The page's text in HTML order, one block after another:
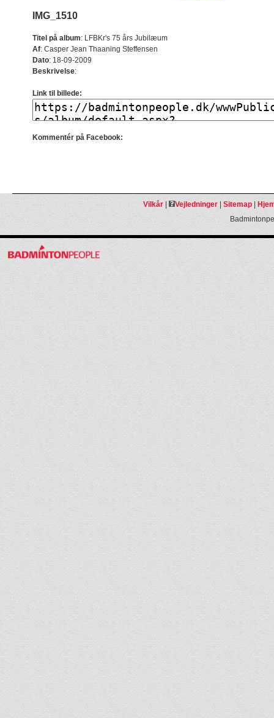
IMG_1510
Titel på album: LFBKr's 75 års Jubilæum
Af: Casper Jean Thaaning Steffensen
Dato: 18-09-2009
Beskrivelse:
Link til billede:
Kommentér på Facebook:
Vilkår| Vejledninger| Sitemap|